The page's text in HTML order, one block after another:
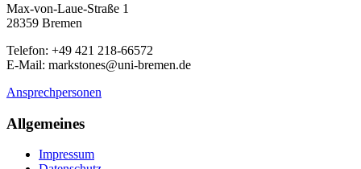
Max-von-Laue-Straße 1
28359 Bremen
Telefon: +49 421 218-66572
E-Mail: markstones@uni-bremen.de
Ansprechpersonen
Allgemeines
Impressum